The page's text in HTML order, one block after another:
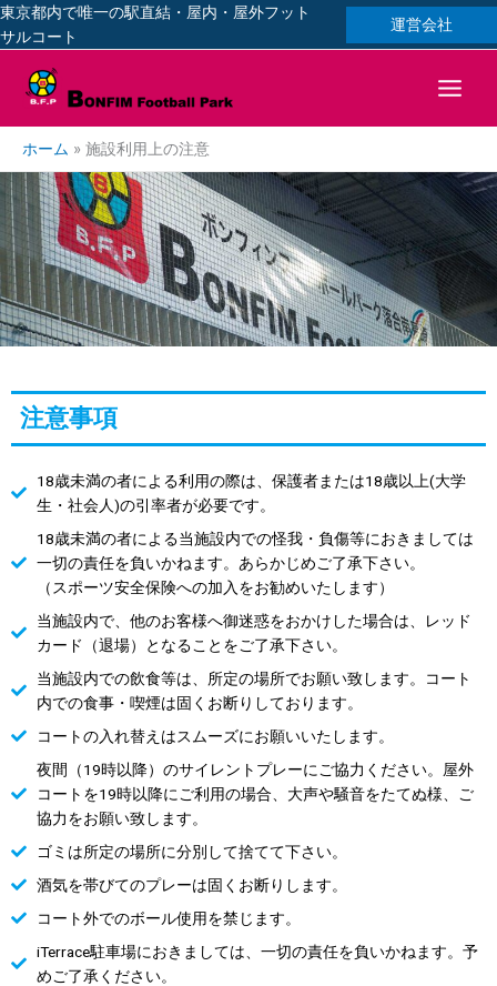
内
容
東京都内で唯一の駅直結・屋内・屋外フット
サルコート
運営会社
ホーム 施設利用上の注意
注意事項
18歳未満の者による利用の際は、保護者または18歳以上(大学
生・社会人)の引率者が必要です。
18歳未満の者による当施設内での怪我・負傷等におきましては
一切の責任を負いかねます。あらかじめご了承下さい。
（スポーツ安全保険への加入をお勧めいたします）
当施設内で、他のお客様へ御迷惑をおかけした場合は、レッド
カード（退場）となることをご了承下さい。
当施設内での飲食等は、所定の場所でお願い致します。コート
内での食事・喫煙は固くお断りしております。
コートの入れ替えはスムーズにお願いいたします。
夜間（19時以降）のサイレントプレーにご協力ください。屋外
コートを19時以降にご利用の場合、大声や騒音をたてぬ様、ご
協力をお願い致します。
ゴミは所定の場所に分別して捨てて下さい。
酒気を帯びてのプレーは固くお断りします。
コート外でのボール使用を禁じます。
iTerrace駐車場におきましては、一切の責任を負いかねます。予
めご了承ください。